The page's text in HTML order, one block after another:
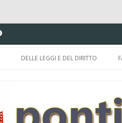
DELLE LEGGI E DEL DIRITTO
DEL COPYRIGHT E DELLA LDA 633.